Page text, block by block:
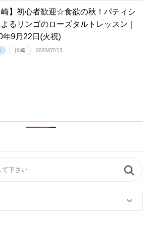
崎】初心者歓迎☆食欲の秋！パティシ
るリンゴのローズタルトレッスン｜
年9月22日(火祝)
川崎 2020/07/13